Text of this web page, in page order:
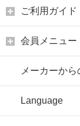
ご利用ガイド
会員メニュー
メーカーか
Language